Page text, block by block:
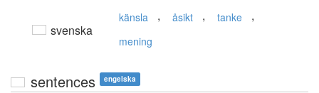
svenska
känsla , åsikt , tanke ,
mening
sentences engelska